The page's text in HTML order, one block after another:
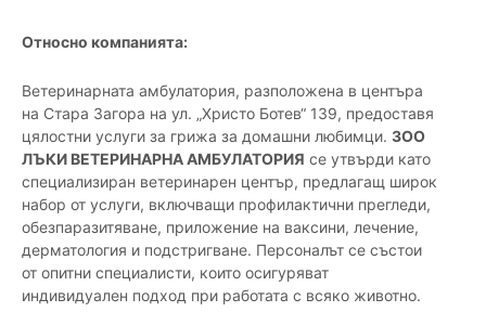
Относно компанията:
Ветеринарната амбулатория, разположена в центъра
на Стара Загора на ул. „Христо Ботев“ 139, предоставя
цялостни услуги за грижа за домашни любимци. ЗОО
ЛЪКИ ВЕТЕРИНАРНА АМБУЛАТОРИЯ се утвърди като
специализиран ветеринарен център, предлагащ широк
набор от услуги, включващи профилактични прегледи,
обезпаразитяване, приложение на ваксини, лечение,
дерматология и подстригване. Персоналът се състои
от опитни специалисти, които осигуряват
индивидуален подход при работата с всяко животно.